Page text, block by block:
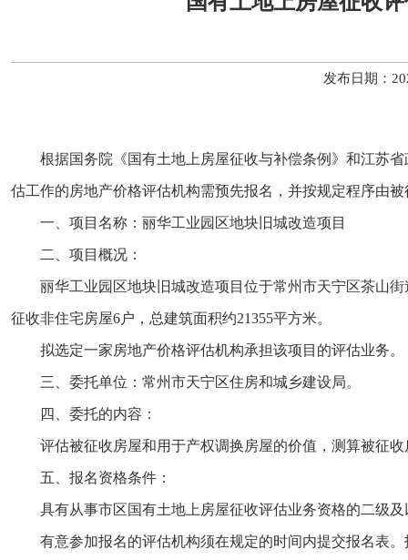
发布日期：
根据国务院《国有土地上房屋征收与补偿条例》和江苏
估工作的房地产价格评估机构需预先报名，并按规定程序由
一、项目名称：丽华工业园区地块旧城改造项目
二、项目概况：
丽华工业园区地块旧城改造项目位于常州市天宁区茶山
征收非住宅房屋6户，总建筑面积约21355平方米。
拟选定一家房地产价格评估机构承担该项目的评估业务。
三、委托单位：常州市天宁区住房和城乡建设局。
四、委托的内容：
评估被征收房屋和用于产权调换房屋的价值，测算被征
五、报名资格条件：
具有从事市区国有土地上房屋征收评估业务资格的二级
有意参加报名的评估机构须在规定的时间内提交报名表